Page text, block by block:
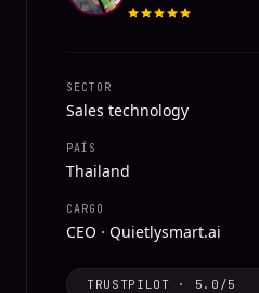
SECTOR
Sales technology
PAÍS
Thailand
CARGO
CEO · Quietlysmart.ai
TRUSTPILOT · 5.0 /5